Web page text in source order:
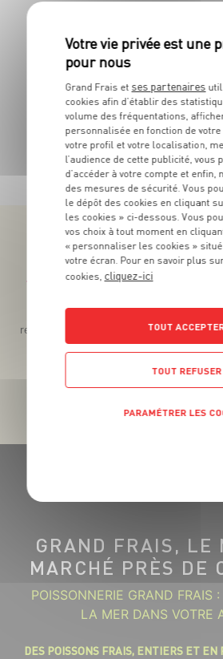
TOUTES NOS
Téléchargez l’App pour profiter
Des promos exclusives, des
recettes gourmandes, des jeux
app !
GRAND FRAIS, LE
MARCHÉ PRÈS DE
POISSONNERIE GRAND FRAIS
LA MER DANS VOTRE
DES POISSONS FRAIS, ENTIERS ET EN
Grand Frais et ses partenaires
cookies afin d’établir des
volume des fréquentations,
personnalisée en fonction de votre
votre profil et votre localisation,
l’audience de cette publicité, vous
d’accéder à votre compte et
des mesures de sécurité. Vous
le dépôt des cookies en cliquant
les cookies » ci-dessous. Vous
vos choix à tout moment en
« personnaliser les cookies »
votre écran. Pour en savoir plus
cookies, cliquez-ici
TOUT
TOUT REFUSER
PARAMÉTRER LES